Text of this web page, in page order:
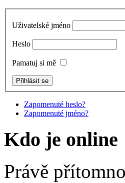
Uživatelské jméno
Heslo
Pamatuj si mě
Zapomenuté heslo?
Zapomenuté jméno?
Kdo je online
Právě